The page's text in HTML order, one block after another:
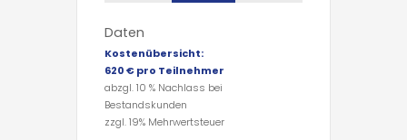
Daten
Kostenübersicht:
620 € pro Teilnehmer
abzgl. 10 % Nachlass bei
Bestandskunden
zzgl. 19% Mehrwertsteuer